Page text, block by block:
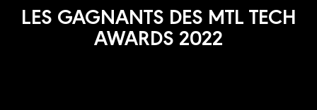
LES GAGNANTS DES MTL TECH
AWARDS 2022